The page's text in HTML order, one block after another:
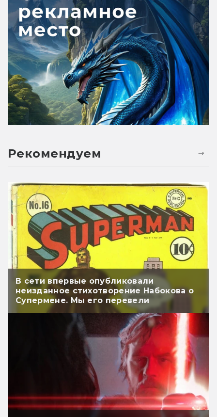
Рекомендуем
В сети впервые опубликовали
неизданное стихотворение Набокова о
Супермене. Мы его перевели